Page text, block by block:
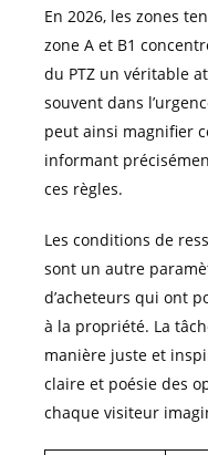
En 2026, les zones
zone A et B1
du PTZ un véritable
souvent dans
peut ainsi magnifier
informant
ces règles.
Les conditions de
sont un autre
d’acheteurs qui ont
à la propriété. La
manière juste et
claire et poésie des
chaque visiteur